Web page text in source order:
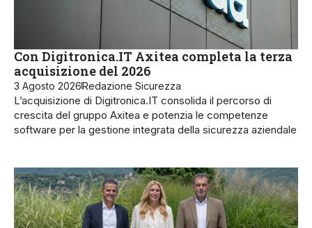
Con Digitronica.IT Axitea completa la terza
acquisizione del 2026
3 Agosto 2026Redazione Sicurezza
L’acquisizione di Digitronica.IT consolida il percorso di
crescita del gruppo Axitea e potenzia le competenze
software per la gestione integrata della sicurezza aziendale